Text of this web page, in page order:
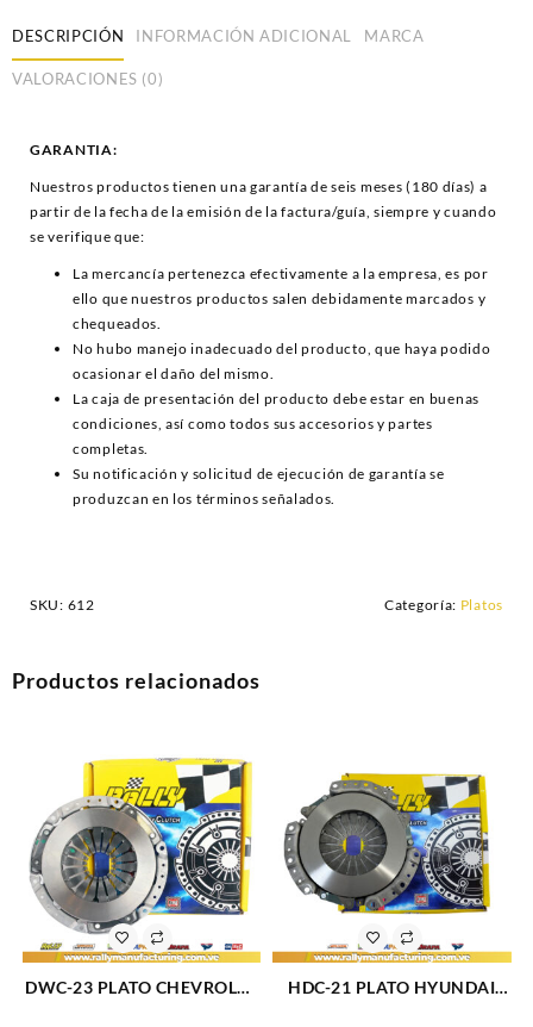
DESCRIPCIÓN INFORMACIÓN ADICIONAL MARCA
VALORACIONES (0)
GARANTIA:
Nuestros productos tienen una garantía de seis meses (180 días) a
partir de la fecha de la emisión de la factura/guía, siempre y cuando
se verifique que:
La mercancía pertenezca efectivamente a la empresa, es por
ello que nuestros productos salen debidamente marcados y
chequeados.
No hubo manejo inadecuado del producto, que haya podido
ocasionar el daño del mismo.
La caja de presentación del producto debe estar en buenas
condiciones, así como todos sus accesorios y partes
completas.
Su notificación y solicitud de ejecución de garantía se
produzcan en los términos señalados.
SKU: 612 Categoría: Platos
Productos relacionados
DWC-23 PLATO CHEVROLET
HDC-21 PLATO HYUNDAI